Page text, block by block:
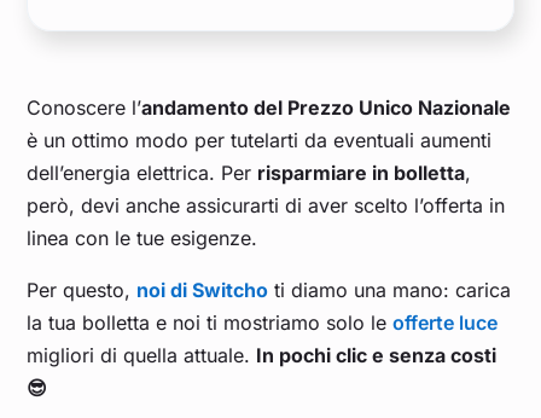
Conoscere l’andamento del Prezzo Unico Nazionale
è un ottimo modo per tutelarti da eventuali aumenti
dell’energia elettrica. Per risparmiare in bolletta,
però, devi anche assicurarti di aver scelto l’offerta in
linea con le tue esigenze.
Per questo, noi di Switcho ti diamo una mano: carica
la tua bolletta e noi ti mostriamo solo leofferte luce
migliori di quella attuale. In pochi clic e senza costi
😎